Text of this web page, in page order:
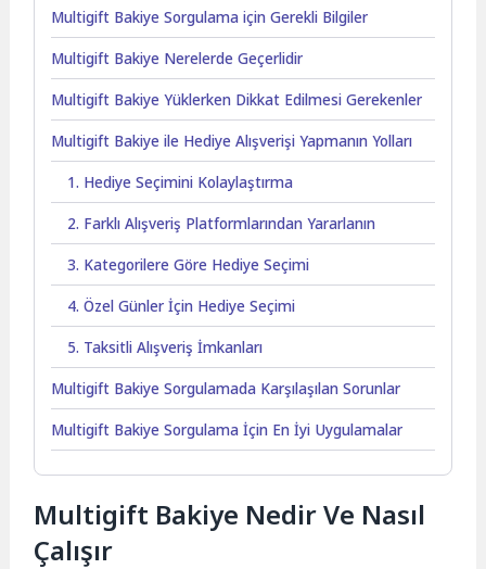
Multigift Bakiye Sorgulama için Gerekli Bilgiler
Multigift Bakiye Nerelerde Geçerlidir
Multigift Bakiye Yüklerken Dikkat Edilmesi Gerekenler
Multigift Bakiye ile Hediye Alışverişi Yapmanın Yolları
1. Hediye Seçimini Kolaylaştırma
2. Farklı Alışveriş Platformlarından Yararlanın
3. Kategorilere Göre Hediye Seçimi
4. Özel Günler İçin Hediye Seçimi
5. Taksitli Alışveriş İmkanları
Multigift Bakiye Sorgulamada Karşılaşılan Sorunlar
Multigift Bakiye Sorgulama İçin En İyi Uygulamalar
Multigift Bakiye Nedir Ve Nasıl
Çalışır